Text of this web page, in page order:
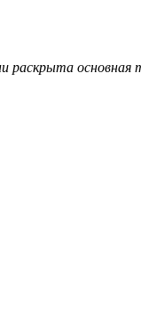
раскрыта